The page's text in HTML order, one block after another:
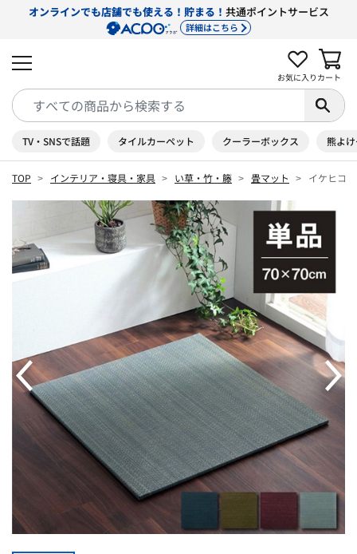
オンラインでも店舗でも使える！貯まる！ 共通ポイントサービス
詳細はこちら
お気に入り カート
TV・SNSで話題 タイルカーペット クーラーボックス 熊よ
TOP インテリア・寝具・家具 い草・竹・籐 畳マット イケヒコ